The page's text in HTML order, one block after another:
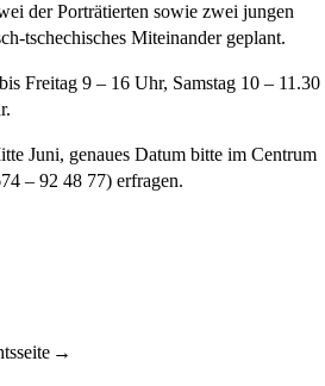
der Porträtierten sowie zwei jungen
tschechisches Miteinander geplant.
Freitag 9 – 16 Uhr, Samstag 10 – 11.30
Juni, genaues Datum bitte im Centrum
– 92 48 77) erfragen.